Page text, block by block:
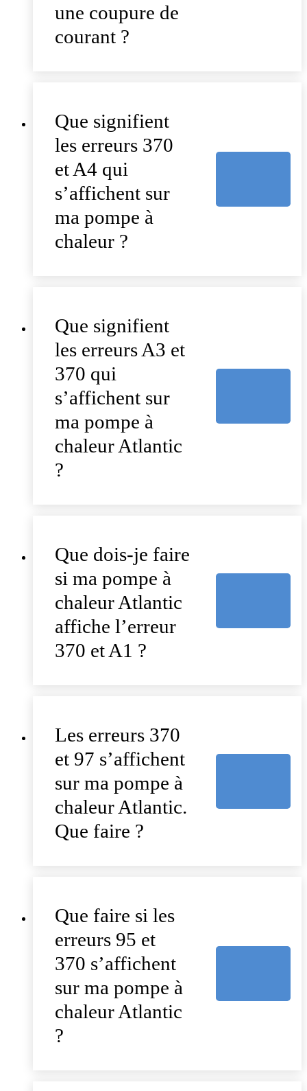
une coupure de
courant ?
Que signifient
les erreurs 370
et A4 qui
s’affichent sur
ma pompe à
chaleur ?
Que signifient
les erreurs A3 et
370 qui
s’affichent sur
ma pompe à
chaleur Atlantic
?
Que dois-je faire
si ma pompe à
chaleur Atlantic
affiche l’erreur
370 et A1 ?
Les erreurs 370
et 97 s’affichent
sur ma pompe à
chaleur Atlantic.
Que faire ?
Que faire si les
erreurs 95 et
370 s’affichent
sur ma pompe à
chaleur Atlantic
?